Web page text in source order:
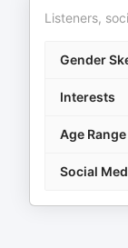
Listeners,
Gender
Interests
Age Range
Social